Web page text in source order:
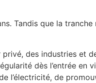
Tandis que la tranche
des industries et
dès l’entrée en
l’électricité, de